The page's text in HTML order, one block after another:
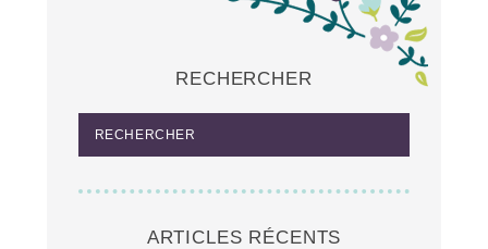
RECHERCHER
ARTICLES RÉCENTS